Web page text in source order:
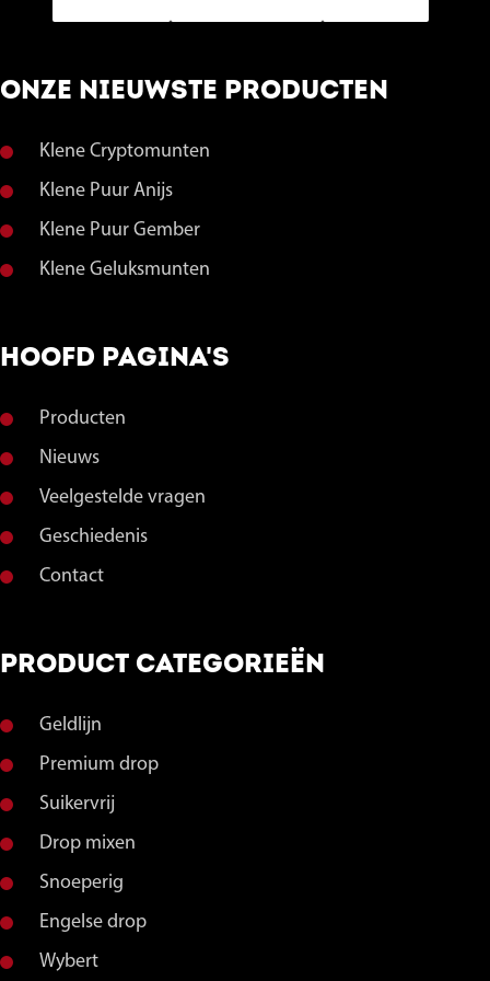
ONZE NIEUWSTE PRODUCTEN
Klene Cryptomunten
Klene Puur Anijs
Klene Puur Gember
Klene Geluksmunten
HOOFD PAGINA'S
Producten
Nieuws
Veelgestelde vragen
Geschiedenis
Contact
PRODUCT CATEGORIEËN
Geldlijn
Premium drop
Suikervrij
Drop mixen
Snoeperig
Engelse drop
Wybert